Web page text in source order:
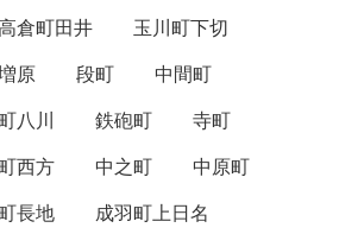
倉町田井
玉川町下切
原 段町
中間町
八川 鉄砲町
寺町
西方 中之町
中原町
長地
成羽町上日名